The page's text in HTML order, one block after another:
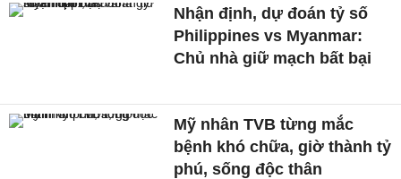
Nhận định, dự đoán tỷ số
Philippines vs Myanmar:
Chủ nhà giữ mạch bất bại
Mỹ nhân TVB từng mắc
bệnh khó chữa, giờ thành tỷ
phú, sống độc thân